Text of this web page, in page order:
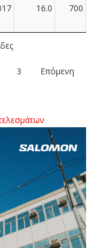
16.0 700
3 Επόμενη